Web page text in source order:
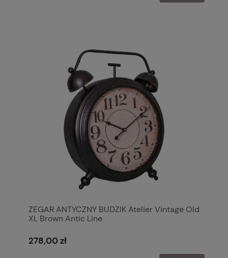
ZEGAR ANTYCZNY BUDZIK Atelier Vintage Old
XL Brown Antic Line
278,00 zł